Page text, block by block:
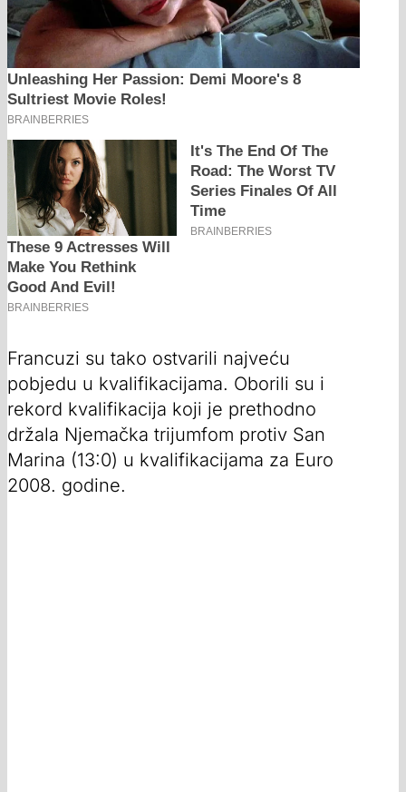
Francuzi su tako ostvarili najveću
pobjedu u kvalifikacijama. Oborili su i
rekord kvalifikacija koji je prethodno
držala Njemačka trijumfom protiv San
Marina (13:0) u kvalifikacijama za Euro
2008. godine.